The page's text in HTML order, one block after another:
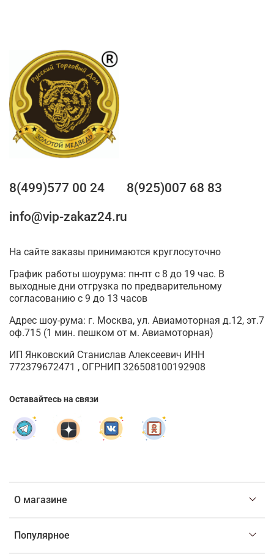
О магазине
Популярное
8(499)577 00 24
8(925)007 68 83
info@vip-zakaz24.ru
На сайте заказы принимаются круглосуточно
График работы шоурума: пн-пт с 8 до 19 час. В
выходные дни отгрузка по предварительному
согласованию с 9 до 13 часов
Адрес шоу-рума: г. Москва, ул. Авиамоторная д.12, эт.7
оф.715 (1 мин. пешком от м. Авиамоторная)
ИП Янковский Станислав Алексеевич ИНН
772379672471 , ОГРНИП 326508100192908
Оставайтесь на связи